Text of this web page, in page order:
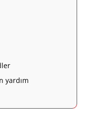
yardım